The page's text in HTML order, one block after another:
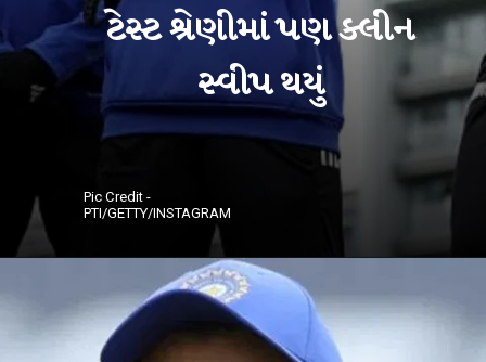
ટેસ્ટ શ્રેણીમાં પણ ક્લીન
સ્વીપ થયું
Pic Credit -